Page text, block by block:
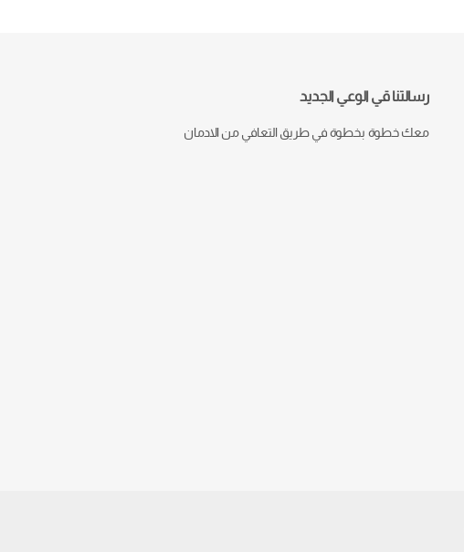
رسالتنا قي الوعي الجديد
معك خطوة بخطوة في طريق التعافي من الادمان